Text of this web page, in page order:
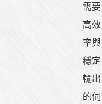
需要
高效
率與
穩定
輸出
的伺